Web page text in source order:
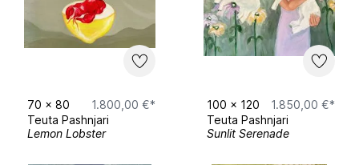
70 x 80
1.800,00 €*
Teuta Pashnjari
Lemon Lobster
100 x 120
1.850,00 €*
Teuta Pashnjari
Sunlit Serenade